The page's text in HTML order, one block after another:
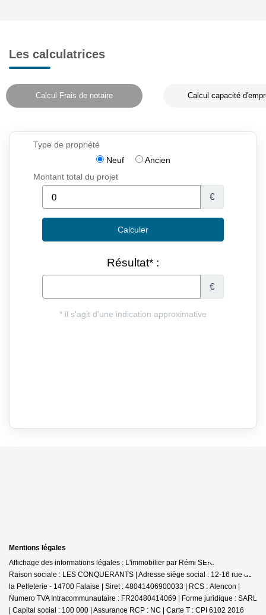
Les calculatrices
Calcul Frais de notaire Calcul capacité
Mentions légales
Affichage des informations légales : L'immobilier par Rémi SERAIS - Falaise |
Raison sociale : LES CONQUERANTS | Adresse siège social : 12-16 rue de
la Pelleterie - 14700 Falaise | Siret : 48041406900033 | RCS : Alencon |
Numero TVA Intracommunautaire : FR20480414069 | Forme juridique : SARL
| Capital social : 100 000 | Assurance RCP : NC | Carte T : CPI 6102 2016